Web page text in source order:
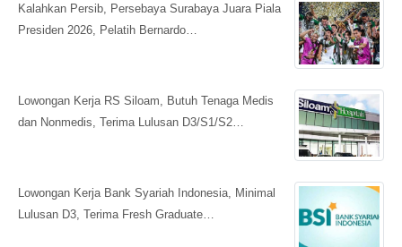
Kalahkan Persib, Persebaya Surabaya Juara Piala
Presiden 2026, Pelatih Bernardo…
Lowongan Kerja RS Siloam, Butuh Tenaga Medis
dan Nonmedis, Terima Lulusan D3/S1/S2…
Lowongan Kerja Bank Syariah Indonesia, Minimal
Lulusan D3, Terima Fresh Graduate…